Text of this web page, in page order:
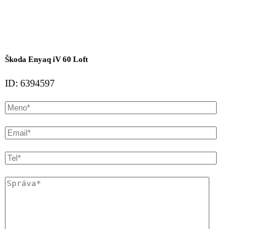
Škoda Enyaq iV 60 Loft
ID: 6394597